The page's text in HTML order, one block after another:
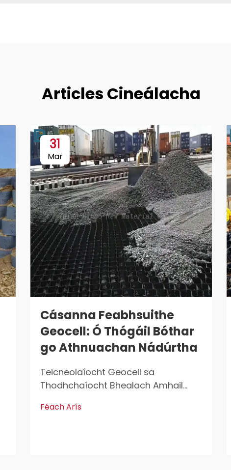
Articles Cineálacha
31
Mar
Cásanna Feabhsuithe
Geocell: Ó Thógáil Bóthar
go Athnuachan Nádúrtha
Teicneolaíocht Geocell sa
Thodhchaíocht Bhealach Amhail
Thalmhaigh Fhánaí Tá geocells ag
Féach Arís